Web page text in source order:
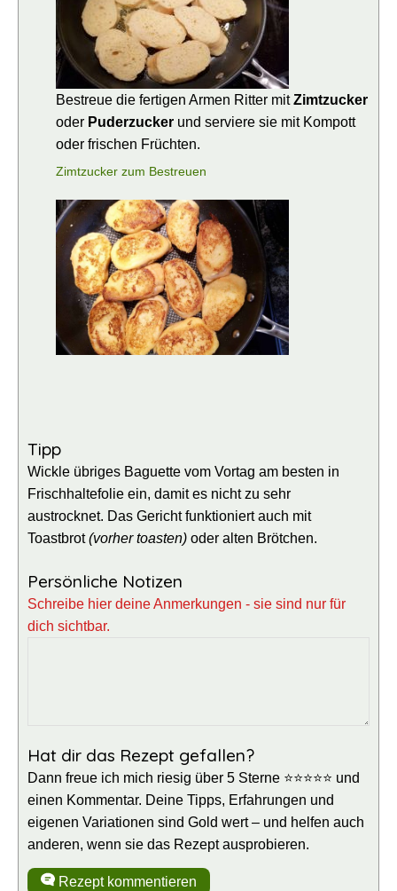
Bestreue die fertigen Armen Ritter mitZimtzucker
oder Puderzucker und serviere sie mit Kompott
oder frischen Früchten.
Zimtzucker zum Bestreuen
Tipp
Wickle übriges Baguette vom Vortag am besten in
Frischhaltefolie ein, damit es nicht zu sehr
austrocknet. Das Gericht funktioniert auch mit
Toastbrot(vorher toasten) oder alten Brötchen.
Persönliche Notizen
Schreibe hier deine Anmerkungen - sie sind nur für
dich sichtbar.
Hat dir das Rezept gefallen?
Dann freue ich mich riesig über 5 Sterne ⭐⭐⭐⭐⭐ und
einen Kommentar. Deine Tipps, Erfahrungen und
eigenen Variationen sind Gold wert – und helfen auch
anderen, wenn sie das Rezept ausprobieren.
Rezept kommentieren